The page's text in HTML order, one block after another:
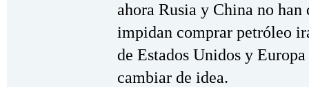
ahora Rusia y China no han
impidan comprar petróleo
de Estados Unidos y
cambiar de idea.